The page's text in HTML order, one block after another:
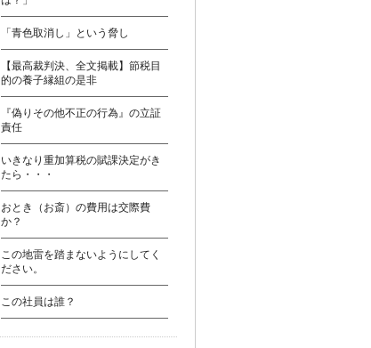
「青色取消し」という脅し
【最高裁判決、全文掲載】節税目
的の養子縁組の是非
『偽りその他不正の行為』の立証
責任
いきなり重加算税の賦課決定がき
たら・・・
おとき（お斎）の費用は交際費
か？
この地雷を踏まないようにしてく
ださい。
この社員は誰？